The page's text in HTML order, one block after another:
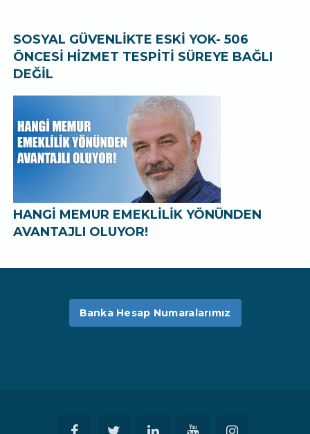
SOSYAL GÜVENLİKTE ESKİ YOK- 506
ÖNCESİ HİZMET TESPİTİ SÜREYE BAĞLI
DEĞİL
HANGİ MEMUR EMEKLİLİK YÖNÜNDEN
AVANTAJLI OLUYOR!
Banka Hesap Numaralarımız